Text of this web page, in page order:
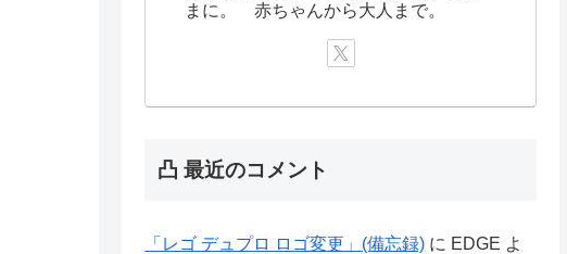
まに。 赤ちゃんから大人まで。
凸 最近のコメント
「レゴ デュプロ ロゴ変更」(備忘録) に EDGE よ